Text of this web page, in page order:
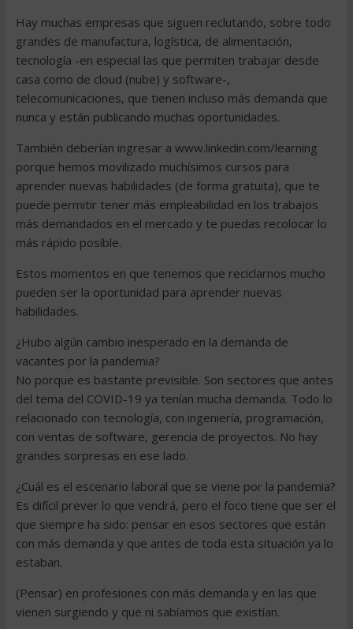
Hay muchas empresas que siguen reclutando, sobre todo
grandes de manufactura, logística, de alimentación,
tecnología -en especial las que permiten trabajar desde
casa como de cloud (nube) y software-,
telecomunicaciones, que tienen incluso más demanda que
nunca y están publicando muchas oportunidades.
También deberían ingresar a www.linkedin.com/learning
porque hemos movilizado muchísimos cursos para
aprender nuevas habilidades (de forma gratuita), que te
puede permitir tener más empleabilidad en los trabajos
más demandados en el mercado y te puedas recolocar lo
más rápido posible.
Estos momentos en que tenemos que reciclarnos mucho
pueden ser la oportunidad para aprender nuevas
habilidades.
¿Hubo algún cambio inesperado en la demanda de
vacantes por la pandemia?
No porque es bastante previsible. Son sectores que antes
del tema del COVID-19 ya tenían mucha demanda. Todo lo
relacionado con tecnología, con ingeniería, programación,
con ventas de software, gerencia de proyectos. No hay
grandes sorpresas en ese lado.
¿Cuál es el escenario laboral que se viene por la pandemia?
Es difícil prever lo que vendrá, pero el foco tiene que ser el
que siempre ha sido: pensar en esos sectores que están
con más demanda y que antes de toda esta situación ya lo
estaban.
(Pensar) en profesiones con más demanda y en las que
vienen surgiendo y que ni sabíamos que existían.